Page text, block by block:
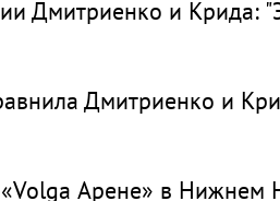
Дмитриенко и Крида:
Дмитриенко и
Арене» в Нижнем